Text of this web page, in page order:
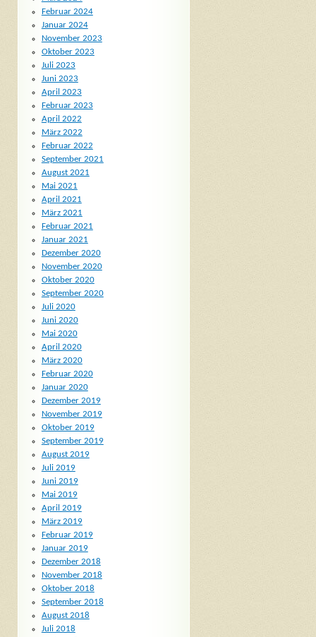
Februar 2024
Januar 2024
November 2023
Oktober 2023
Juli 2023
Juni 2023
April 2023
Februar 2023
April 2022
März 2022
Februar 2022
September 2021
August 2021
Mai 2021
April 2021
März 2021
Februar 2021
Januar 2021
Dezember 2020
November 2020
Oktober 2020
September 2020
Juli 2020
Juni 2020
Mai 2020
April 2020
März 2020
Februar 2020
Januar 2020
Dezember 2019
November 2019
Oktober 2019
September 2019
August 2019
Juli 2019
Juni 2019
Mai 2019
April 2019
März 2019
Februar 2019
Januar 2019
Dezember 2018
November 2018
Oktober 2018
September 2018
August 2018
Juli 2018